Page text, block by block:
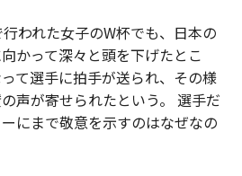
われた女子のW杯でも、日本の
かって深々と頭を下げたとこ
て選手に拍手が送られ、その様
声が寄せられたという。 選手だ
にまで敬意を示すのはなぜなの